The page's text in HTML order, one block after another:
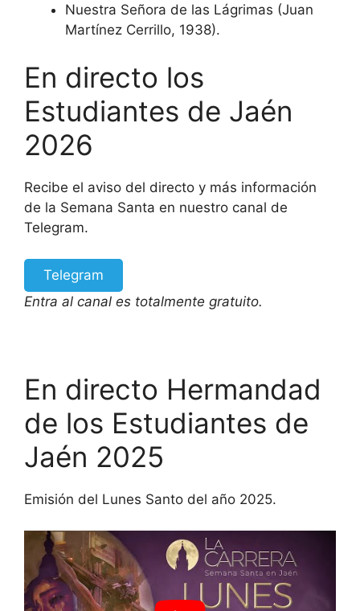
Nuestra Señora de las Lágrimas (Juan
Martínez Cerrillo, 1938).
En directo los
Estudiantes de Jaén
2026
Recibe el aviso del directo y más información
de la Semana Santa en nuestro canal de
Telegram.
Telegram
Entra al canal es totalmente gratuito.
En directo Hermandad
de los Estudiantes de
Jaén 2025
Emisión del Lunes Santo del año 2025.